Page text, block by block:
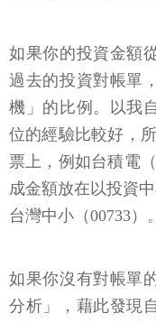
如果你的投資金額
過去的投資對帳單
機」的比例。以我
位的經驗比較好，
票上，例如台積電
成金額放在以投資
台灣中小（00733）。
如果你沒有對帳單
分析」，藉此發現